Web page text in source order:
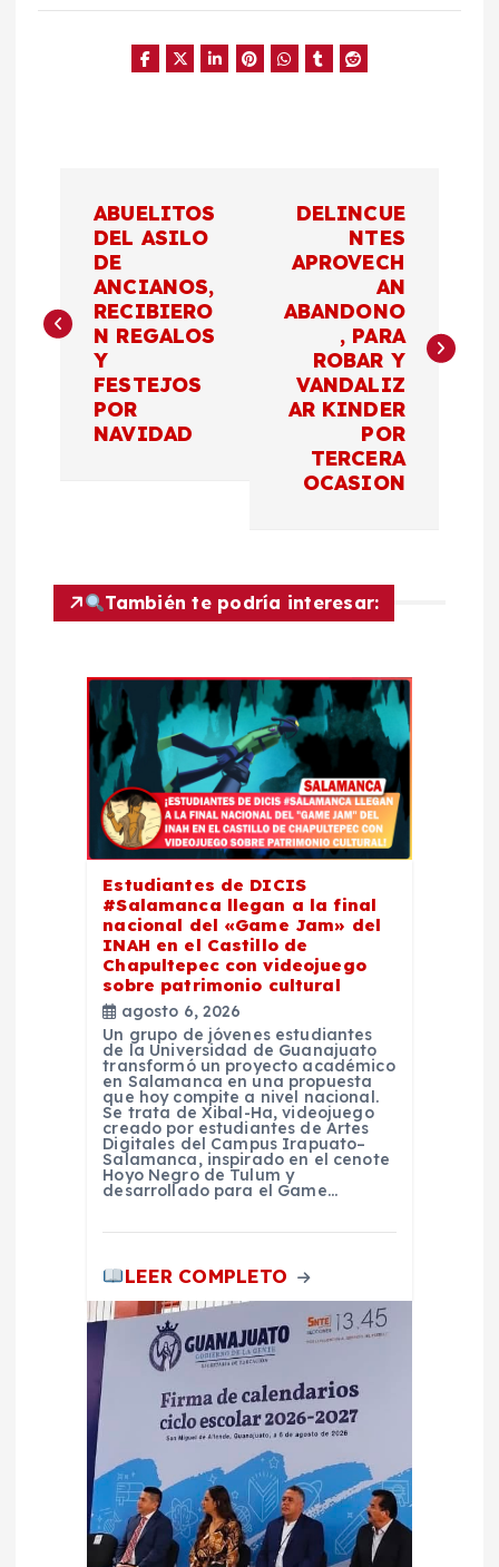
v
e
ó
ABUELITOS
DEL ASILO
DE
ANCIANOS,
RECIBIERO
N REGALOS
Y
FESTEJOS
POR
NAVIDAD
DELINCUE
NTES
APROVECH
AN
ABANDONO
, PARA
ROBAR Y
VANDALIZ
AR KINDER
POR
TERCERA
OCASION
También te podría interesar:
Estudiantes de DICIS
#Salamanca llegan a la final
nacional del «Game Jam» del
INAH en el Castillo de
Chapultepec con videojuego
sobre patrimonio cultural
agosto 6, 2026
Un grupo de jóvenes estudiantes
de la Universidad de Guanajuato
transformó un proyecto académico
en Salamanca en una propuesta
que hoy compite a nivel nacional.
Se trata de Xibal-Ha, videojuego
creado por estudiantes de Artes
Digitales del Campus Irapuato–
Salamanca, inspirado en el cenote
Hoyo Negro de Tulum y
desarrollado para el Game…
LEER COMPLETO